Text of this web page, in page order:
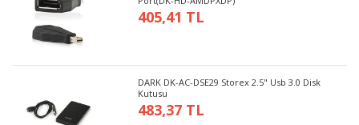
405,41 TL
DARK DK-AC-DSE29 Storex 2.5" Usb 3.0 Disk
Kutusu
483,37 TL